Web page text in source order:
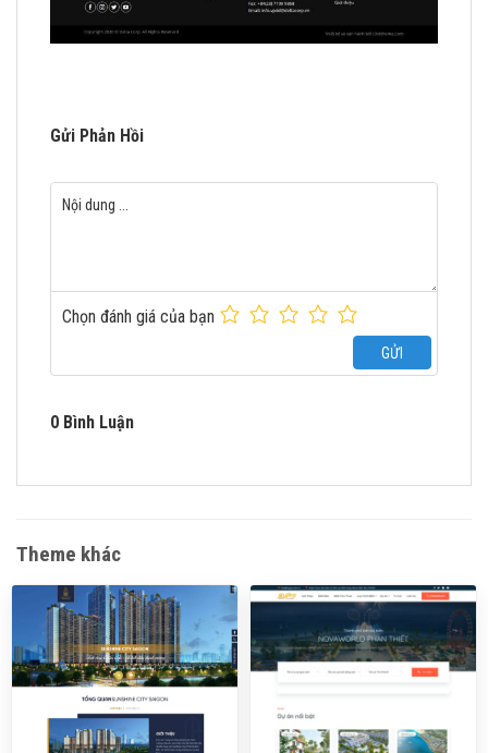
Gửi Phản Hồi
Chọn đánh giá của bạn
GỬI
0 Bình Luận
Theme khác